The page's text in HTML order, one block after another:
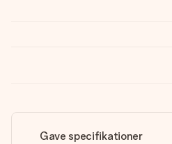
Gave specifikationer